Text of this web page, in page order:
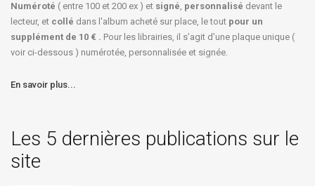
Numéroté ( entre 100 et 200 ex ) et signé, personnalisé devant le
lecteur, et collé dans l'album acheté sur place, le tout pour un
supplément de 10 € . Pour les librairies, il s’agit d’une plaque unique (
voir ci-dessous ) numérotée, personnalisée et signée.
En savoir plus...
Les 5 dernières publications sur le
site